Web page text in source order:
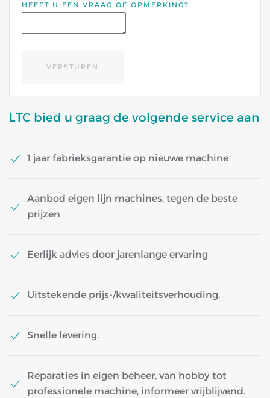
HEEFT U EEN VRAAG OF OPMERKING?
VERSTUREN
LTC bied u graag de volgende service aan
1 jaar fabrieksgarantie op nieuwe machine
Aanbod eigen lijn machines, tegen de beste
prijzen
Eerlijk advies door jarenlange ervaring
Uitstekende prijs-/kwaliteitsverhouding.
Snelle levering.
Reparaties in eigen beheer, van hobby tot
professionele machine, informeer vrijblijvend.